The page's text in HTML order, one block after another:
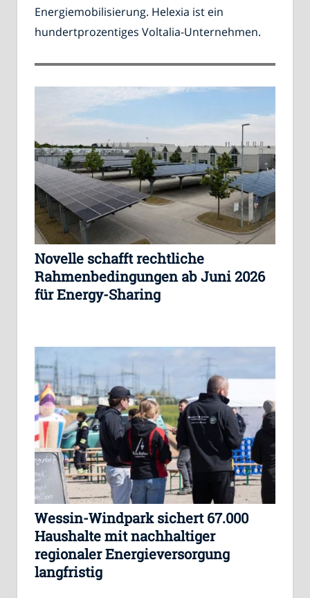
Energiemobilisierung. Helexia ist ein
hundertprozentiges Voltalia-Unternehmen.
Novelle schafft rechtliche
Rahmenbedingungen ab Juni 2026
für Energy-Sharing
Wessin-Windpark sichert 67.000
Haushalte mit nachhaltiger
regionaler Energieversorgung
langfristig